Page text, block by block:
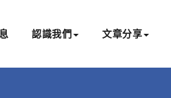
認識我們 文章分享